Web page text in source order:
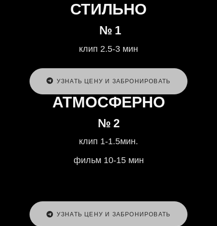
СТИЛЬНО
№ 1
клип 2.5-3 мин
УЗНАТЬ ЦЕНУ И ЗАБРОНИРОВАТЬ
АТМОСФЕРНО
№ 2
клип 1-1.5мин.
фильм 10-15 мин
УЗНАТЬ ЦЕНУ И ЗАБРОНИРОВАТЬ